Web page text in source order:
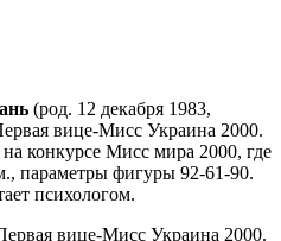
(род. 12 декабря 1983,
вице-Мисс Украина 2000.
конкурсе Мисс мира 2000, где
параметры фигуры 92-61-90.
психологом.